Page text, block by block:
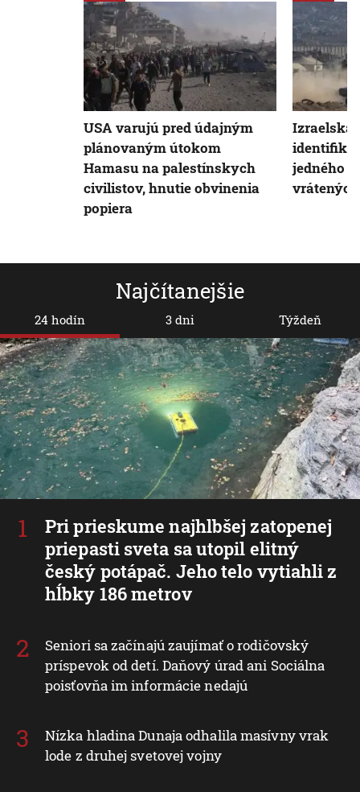
Najčítanejšie
24 hodín
Pri prieskume najhlbšej zatopenej
priepasti sveta sa utopil elitný
český potápač. Jeho telo vytiahli z
hĺbky 186 metrov
Seniori sa začínajú zaujímať o rodičovský
príspevok od detí. Daňový úrad ani Sociálna
poisťovňa im informácie nedajú
Nízka hladina Dunaja odhalila masívny vrak
lode z druhej svetovej vojny
3 dni Týždeň
USA varujú pred údajným
plánovaným útokom
Hamasu na palestínskych
civilistov, hnutie obvinenia
popiera
Izraelská
jedného